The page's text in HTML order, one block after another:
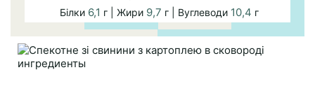
Білки 6,1 г | Жири 9,7 г | Вуглеводи 10,4 г